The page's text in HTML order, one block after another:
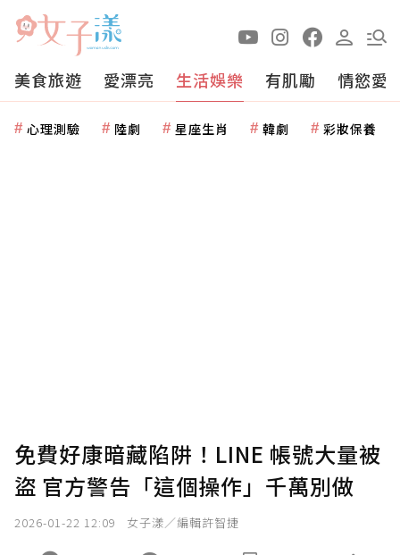
美食旅遊 愛漂亮 生活娛樂 有肌勵 情慾愛
心理測驗 陸劇 星座生肖 韓劇 彩妝保養
免費好康暗藏陷阱！LINE 帳號大量被
盜 官方警告「這個操作」千萬別做
2026-01-22 12:09 女子漾／編輯許智捷